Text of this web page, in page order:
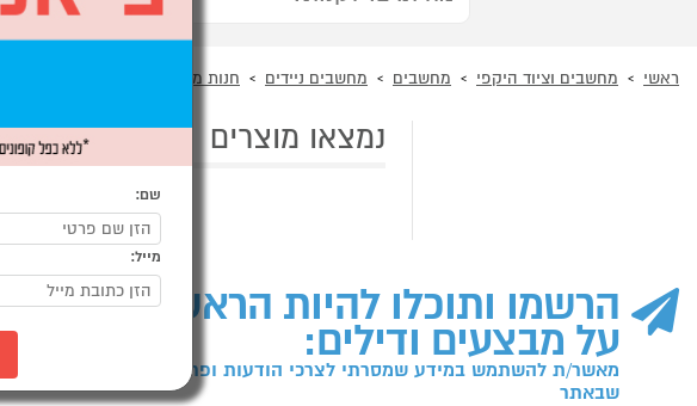
ראשי מחשבים וציוד היקפי מחשבים מחשבים ניידים חנות מחשבי OUTLET
נמצאו מוצרים
הרשמו ותוכלו להיות הראשונים לדעת
על מבצעים ודילים:
מאשר/ת להשתמש במידע שמסרתי לצרכי הודעות ופרסומות כמפורט בתקנון
שבאתר
שם:
מייל: